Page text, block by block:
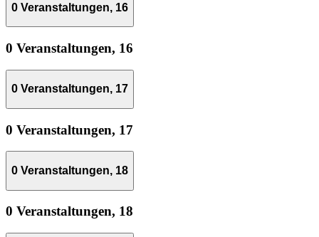
0 Veranstaltungen, 16
0 Veranstaltungen, 16
0 Veranstaltungen, 17
0 Veranstaltungen, 17
0 Veranstaltungen, 18
0 Veranstaltungen, 18